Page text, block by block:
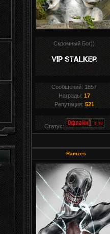
Скромный Бог))
Сообщений: 1857
Награды: 17
Репутация: 521
Статус:
Ramzes